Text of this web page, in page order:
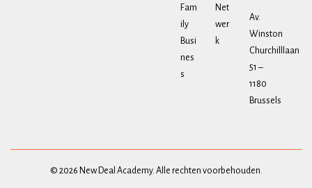
Fam
ily
Busi
nes
s
Net
wer
k
Av.
Winston
Churchilllaan
51 –
1180
Brussels
© 2026 New Deal Academy. Alle rechten voorbehouden.